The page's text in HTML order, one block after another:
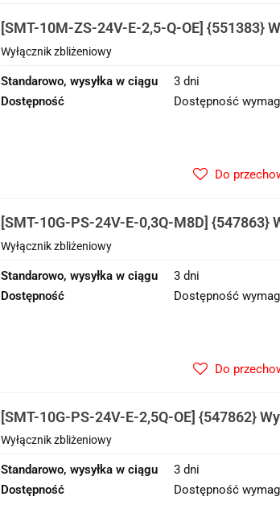
[SMT-10M-ZS-24V-E-2,5-Q-OE] {551383}
zbliżeniowy
Wyłącznik zbliżeniowy
Standarowo, wysyłka w ciągu
3 dni
Dostępność
Dostępność
Do
[SMT-10G-PS-24V-E-0,3Q-M8D] {547863}
zbliżeniowy
Wyłącznik zbliżeniowy
Standarowo, wysyłka w ciągu
3 dni
Dostępność
Dostępność
Do
[SMT-10G-PS-24V-E-2,5Q-OE] {547862}
zbliżeniowy
Wyłącznik zbliżeniowy
Standarowo, wysyłka w ciągu
3 dni
Dostępność
Dostępność